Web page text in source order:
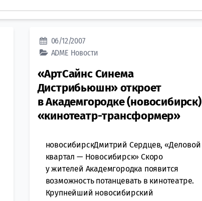
06/12/2007
ADME Новости
«АртСайнс Синема
Дистрибьюшн» откроет
в Академгородке (новосибирск)
«кинотеатр-трансформер»
новосибирскДмитрий Сердцев, «Деловой
квартал — Новосибирск» Скоро
у жителей Академгородка появится
возможность потанцевать в кинотеатре.
Крупнейший новосибирский